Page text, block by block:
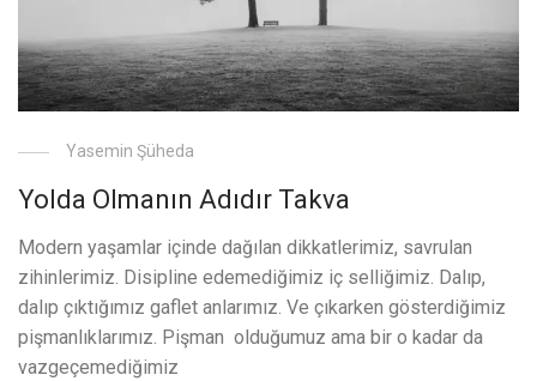
Yasemin Şüheda
Yolda Olmanın Adıdır Takva
Modern yaşamlar içinde dağılan dikkatlerimiz, savrulan
zihinlerimiz. Disipline edemediğimiz iç selliğimiz. Dalıp,
dalıp çıktığımız gaflet anlarımız. Ve çıkarken gösterdiğimiz
pişmanlıklarımız. Pişman olduğumuz ama bir o kadar da
vazgeçemediğimiz